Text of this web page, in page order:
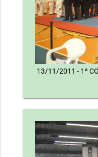
13/11/2011 - 1ª